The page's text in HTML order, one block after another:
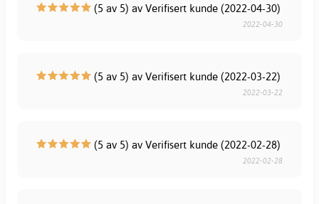
(5 av 5) av Verifisert kunde (2022-04-30)
2022-04-30
(5 av 5) av Verifisert kunde (2022-03-22)
2022-03-22
(5 av 5) av Verifisert kunde (2022-02-28)
2022-02-28